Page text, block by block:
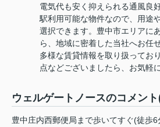
電気代も安く抑えられる通風良
駅利用可能な物件なので、用途
選択できます。豊中市エリアに
ら、地域に密着した当社へお任
多様な賃貸情報を取り扱ってお
点などございましたら、お気軽
ウェルゲートノースのコメン
豊中庄内西郵便局まで歩いてすぐ(徒歩